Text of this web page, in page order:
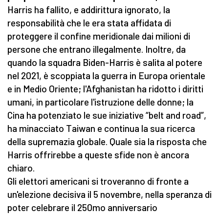
Harris ha fallito, e addirittura ignorato, la
responsabilità che le era stata affidata di
proteggere il confine meridionale dai milioni di
persone che entrano illegalmente. Inoltre, da
quando la squadra Biden-Harris è salita al potere
nel 2021, è scoppiata la guerra in Europa orientale
e in Medio Oriente; l'Afghanistan ha ridotto i diritti
umani, in particolare l'istruzione delle donne; la
Cina ha potenziato le sue iniziative “belt and road”,
ha minacciato Taiwan e continua la sua ricerca
della supremazia globale. Quale sia la risposta che
Harris offrirebbe a queste sfide non è ancora
chiaro.
Gli elettori americani si troveranno di fronte a
un'elezione decisiva il 5 novembre, nella speranza di
poter celebrare il 250mo anniversario